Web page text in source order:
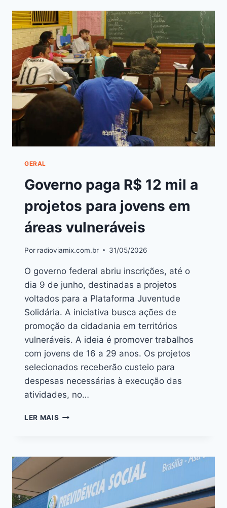
GERAL
Governo paga R$ 12 mil a
projetos para jovens em
áreas vulneráveis
Por radioviamix.com.br 31/05/2026
O governo federal abriu inscrições, até o
dia 9 de junho, destinadas a projetos
voltados para a Plataforma Juventude
Solidária. A iniciativa busca ações de
promoção da cidadania em territórios
vulneráveis. A ideia é promover trabalhos
com jovens de 16 a 29 anos. Os projetos
selecionados receberão custeio para
despesas necessárias à execução das
atividades, no…
LER MAIS